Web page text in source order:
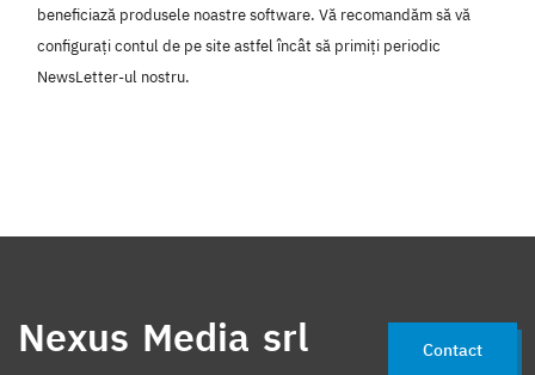
beneficiază produsele noastre software. Vă recomandăm să vă
configurați contul de pe site astfel încât să primiți periodic
NewsLetter-ul nostru.
Nexus Media srl Contact